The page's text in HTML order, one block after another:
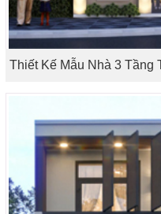
Thiết Kế Mẫu Nhà 3